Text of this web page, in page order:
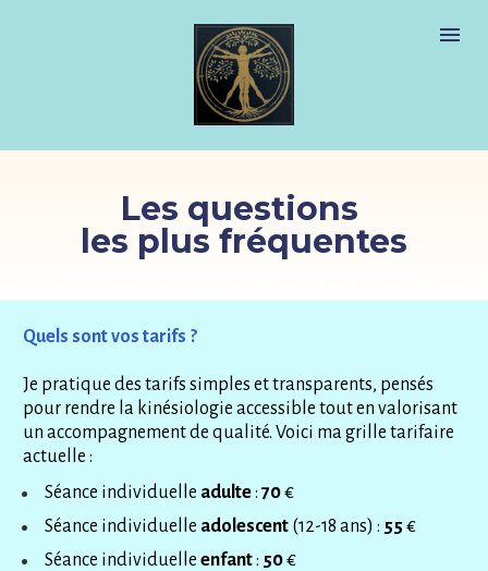
Les questions
les plus fréquentes
Quels sont vos tarifs ?
Je pratique des tarifs simples et transparents, pensés
pour rendre la kinésiologie accessible tout en valorisant
un accompagnement de qualité. Voici ma grille tarifaire
actuelle :
Séance individuelle adulte : 70 €
Séance individuelle adolescent (12-18 ans) : 55 €
Séance individuelle enfant : 50 €